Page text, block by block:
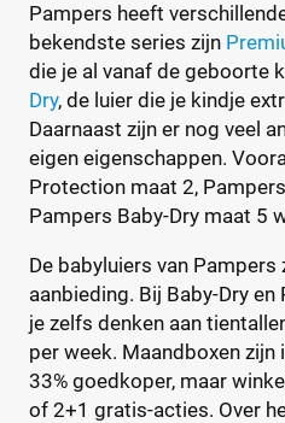
13+
8
1
14+
2-15+
+26 meer
Kenmerk
Pampers heeft
bekendste series zijn
die je al vanaf de geboorte
Dry, de luier die je kindje
Daarnaast zijn er nog veel
eigen eigenschappen.
Protection maat 2,
Pampers Baby-Dry maat 5
De babyluiers van Pampers
aanbieding. Bij Baby-Dry
je zelfs denken aan
per week. Maandboxen zijn
33% goedkoper, maar
of 2+1 gratis-acties. Over